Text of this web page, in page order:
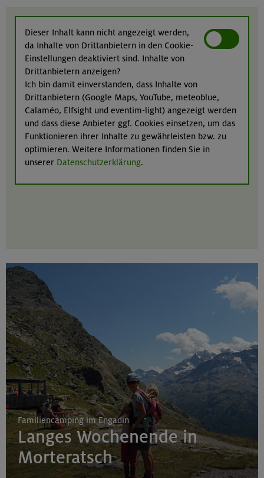
Dieser Inhalt kann nicht angezeigt werden,
da Inhalte von Drittanbietern in den Cookie-
Einstellungen deaktiviert sind. Inhalte von
Drittanbietern anzeigen?
Ich bin damit einverstanden, dass Inhalte von
Drittanbietern (Google Maps, YouTube, meteoblue,
Calaméo, Elfsight und eventim-light) angezeigt werden
und dass diese Anbieter ggf. Cookies einsetzen, um das
Funktionieren ihrer Inhalte zu gewährleisten bzw. zu
optimieren. Weitere Informationen finden Sie in
unserer Datenschutzerklärung.
Familiencamping im Engadin
Langes Wochenende in
Morteratsch